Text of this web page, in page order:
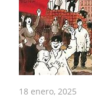
18 enero, 2025